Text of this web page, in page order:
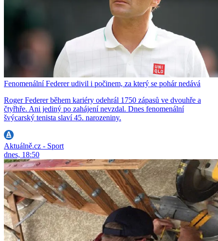
Fenomenální Federer udivil i počinem, za který se pohár nedává
Roger Federer během kariéry odehrál 1750 zápasů ve dvouhře a
čtyřhře. Ani jediný po zahájení nevzdal. Dnes fenomenální
švýcarský tenista slaví 45. narozeniny.
Aktuálně.cz - Sport
dnes, 18:50